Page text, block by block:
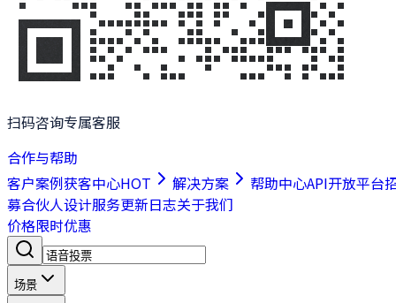
扫码咨询专属客服
合作与帮助
客户案例获客中心HOT 解决方案 帮助中心API开放平台
募合伙人设计服务更新日志关于我们
价格限时优惠
场景